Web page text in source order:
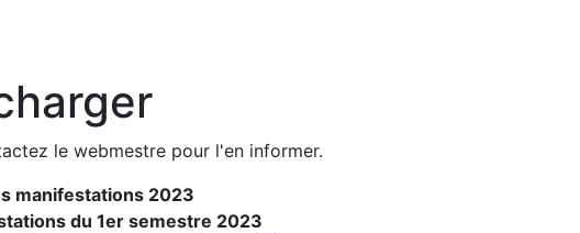
le webmestre pour l'en informer.
manifestations 2023
du 1er semestre 2023